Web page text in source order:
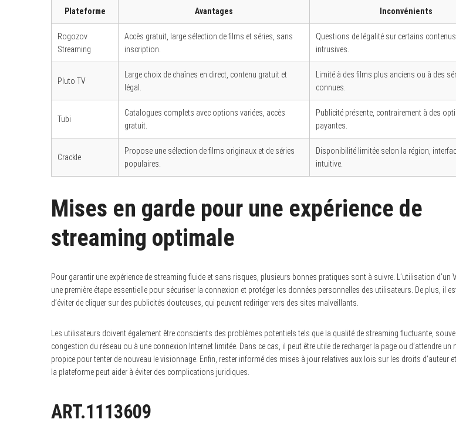
Plateforme Avantages Inconvénients
Rogozov
Streaming
Accès gratuit, large sélection de films et séries, sans
inscription.
Questions de légalité sur certains
intrusives.
Pluto TV
Large choix de chaînes en direct, contenu gratuit et
légal.
Limité à des films plus anciens ou à des
connues.
Tubi
Catalogues complets avec options variées, accès
gratuit.
Publicité présente, contrairement à des
payantes.
Crackle
Propose une sélection de films originaux et de séries
populaires.
Disponibilité limitée selon la région,
intuitive.
Mises en garde pour une expérience de
streaming optimale
Pour garantir une expérience de streaming fluide et sans risques, plusieurs bonnes pratiques sont à suivre. L’utilisation d’un
une première étape essentielle pour sécuriser la connexion et protéger les données personnelles des utilisateurs. De plus, il
d’éviter de cliquer sur des publicités douteuses, qui peuvent rediriger vers des sites malveillants.
Les utilisateurs doivent également être conscients des problèmes potentiels tels que la qualité de streaming fluctuante,
congestion du réseau ou à une connexion Internet limitée. Dans ce cas, il peut être utile de recharger la page ou d’attendre un
propice pour tenter de nouveau le visionnage. Enfin, rester informé des mises à jour relatives aux lois sur les droits d’auteur
la plateforme peut aider à éviter des complications juridiques.
ART.1113609